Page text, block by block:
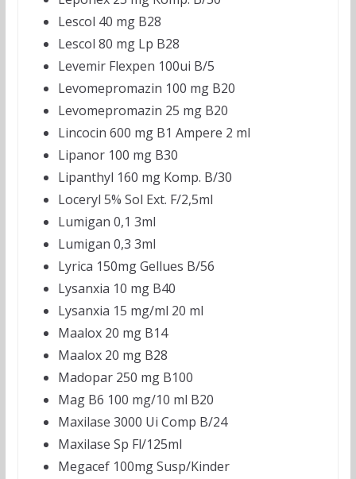
Lescol 40 mg B28
Lescol 80 mg Lp B28
Levemir Flexpen 100ui B/5
Levomepromazin 100 mg B20
Levomepromazin 25 mg B20
Lincocin 600 mg B1 Ampere 2 ml
Lipanor 100 mg B30
Lipanthyl 160 mg Komp. B/30
Loceryl 5% Sol Ext. F/2,5ml
Lumigan 0,1 3ml
Lumigan 0,3 3ml
Lyrica 150mg Gellues B/56
Lysanxia 10 mg B40
Lysanxia 15 mg/ml 20 ml
Maalox 20 mg B14
Maalox 20 mg B28
Madopar 250 mg B100
Mag B6 100 mg/10 ml B20
Maxilase 3000 Ui Comp B/24
Maxilase Sp Fl/125ml
Megacef 100mg Susp/Kinder